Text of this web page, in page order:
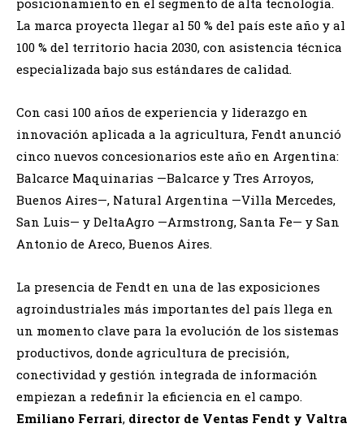
La marca proyecta llegar al 50 % del país este año y al
100 % del territorio hacia 2030, con asistencia técnica
especializada bajo sus estándares de calidad.
Con casi 100 años de experiencia y liderazgo en
innovación aplicada a la agricultura, Fendt anunció
cinco nuevos concesionarios este año en Argentina:
Balcarce Maquinarias —Balcarce y Tres Arroyos,
Buenos Aires—, Natural Argentina —Villa Mercedes,
San Luis— y DeltaAgro —Armstrong, Santa Fe— y San
Antonio de Areco, Buenos Aires.
La presencia de Fendt en una de las exposiciones
agroindustriales más importantes del país llega en
un momento clave para la evolución de los sistemas
productivos, donde agricultura de precisión,
conectividad y gestión integrada de información
empiezan a redefinir la eficiencia en el campo.
Emiliano Ferrari, director de Ventas Fendt y Valtra